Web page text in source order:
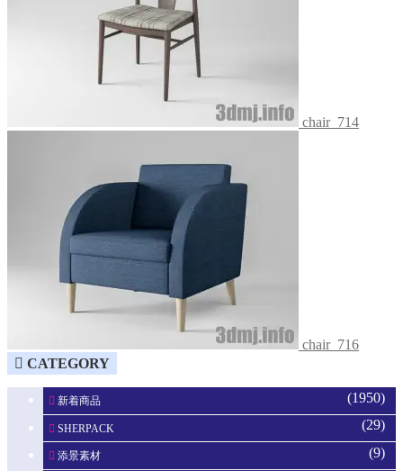
chair_714
chair_716
CATEGORY
新着商品 (1950)
SHERPACK (29)
添景素材 (9)